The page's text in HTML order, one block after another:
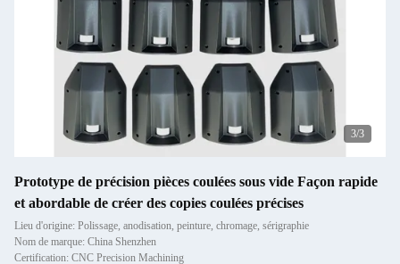
1/3
Prototype de précision pièces coulées sous vide Façon rapide
et abordable de créer des copies coulées précises
Lieu d'origine: Polissage, anodisation, peinture, chromage, sérigraphie
Nom de marque: China Shenzhen
Certification: CNC Precision Machining